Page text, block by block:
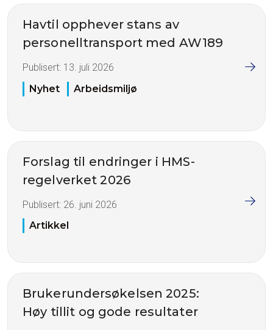
Havtil opphever stans av
personelltransport med AW189
Publisert: 13. juli 2026
Nyhet
Arbeidsmiljø
Forslag til endringer i HMS-
regelverket 2026
Publisert: 26. juni 2026
Artikkel
Brukerundersøkelsen 2025:
Høy tillit og gode resultater